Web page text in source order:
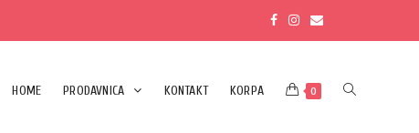
HOME PRODAVNICA KONTAKT KORPA 0